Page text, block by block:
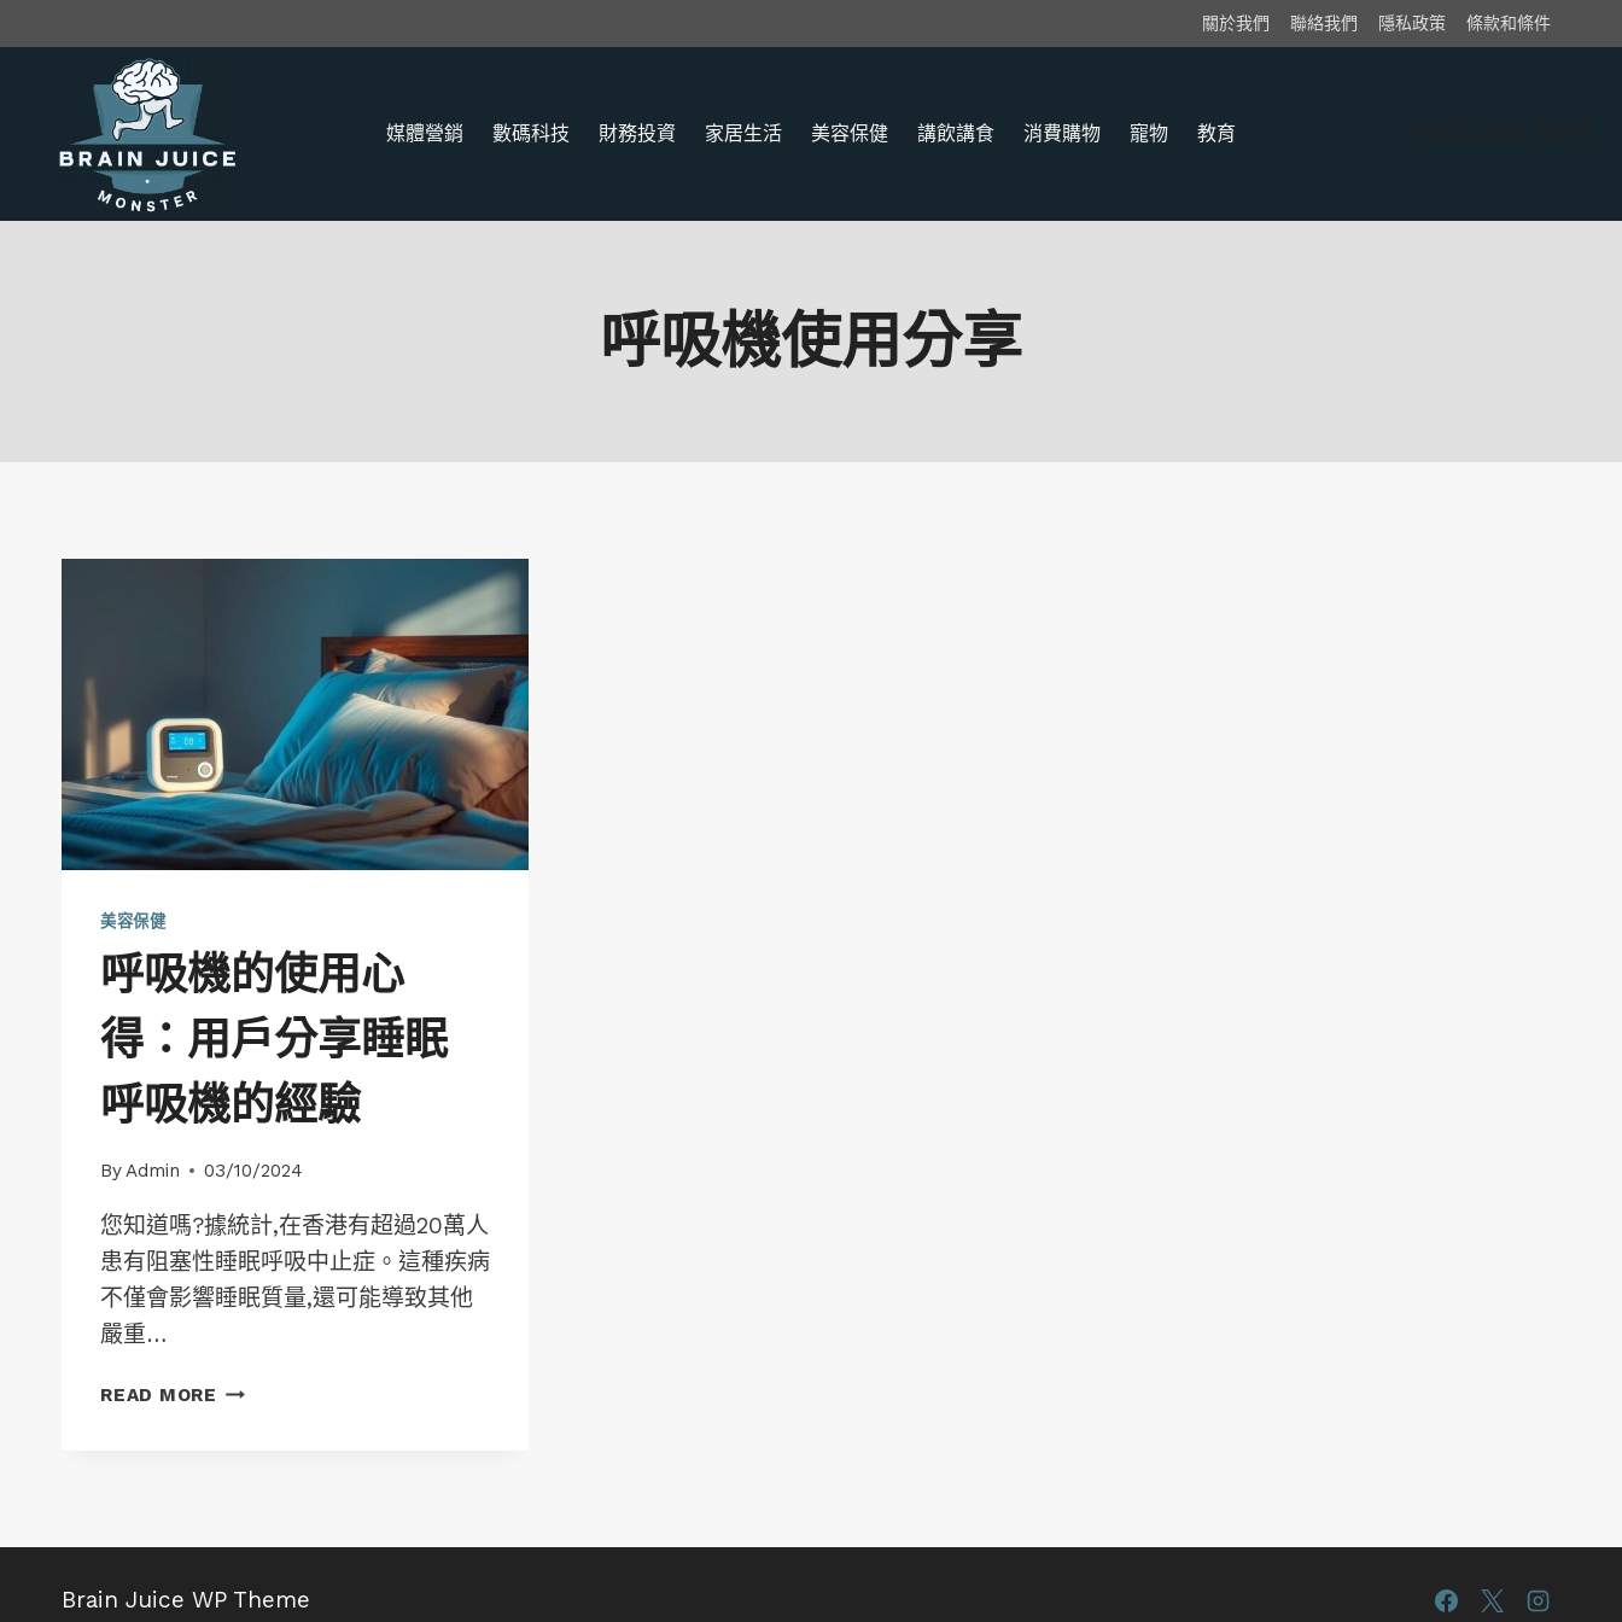
to
關於我們 聯絡我們 隱私政策 條款和條件
媒體營銷 數碼科技 財務投資 家居生活 美容保健 講飲講食 消費購物 寵物 教育
呼吸機使用分享
美容保健
呼吸機的使用心
得：用戶分享睡眠
呼吸機的經驗
ByAdmin 03/10/2024
您知道嗎?據統計,在香港有超過20萬人
患有阻塞性睡眠呼吸中止症。這種疾病
不僅會影響睡眠質量,還可能導致其他
嚴重…
READ MORE 呼
得：
Brain Juice WP Theme